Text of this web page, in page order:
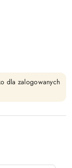
dla zalogowanych